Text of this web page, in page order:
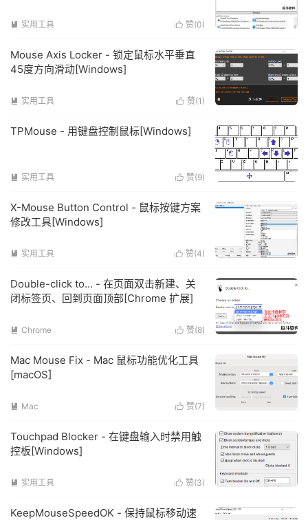
 赞(0)
 实用工具
Mouse Axis Locker - 锁定鼠标水平垂直
45度方向滑动[Windows]
 赞(1 )
 实用工具
TPMouse - 用键盘控制鼠标[Windows]
 赞(9)
 实用工具
X-Mouse Button Control - 鼠标按键方案
修改工具[Windows]
 赞(4)
 实用工具
Double-click to... - 在页面双击新建、关
闭标签页、回到页面顶部[Chrome 扩展]
 赞(8)
 Chrome
Mac Mouse Fix - Mac 鼠标功能优化工具
[macOS]
 赞(7)
 Mac
Touchpad Blocker - 在键盘输入时禁用触
控板[Windows]
 赞(3)
 实用工具
KeepMouseSpeedOK - 保持鼠标移动速